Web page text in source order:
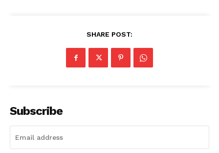
SHARE POST:
Subscribe